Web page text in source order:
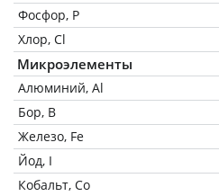
Фосфор, P
Хлор, Cl
Микроэлементы
Алюминий, Al
Бор, B
Железо, Fe
Йод, I
Кобальт, Co